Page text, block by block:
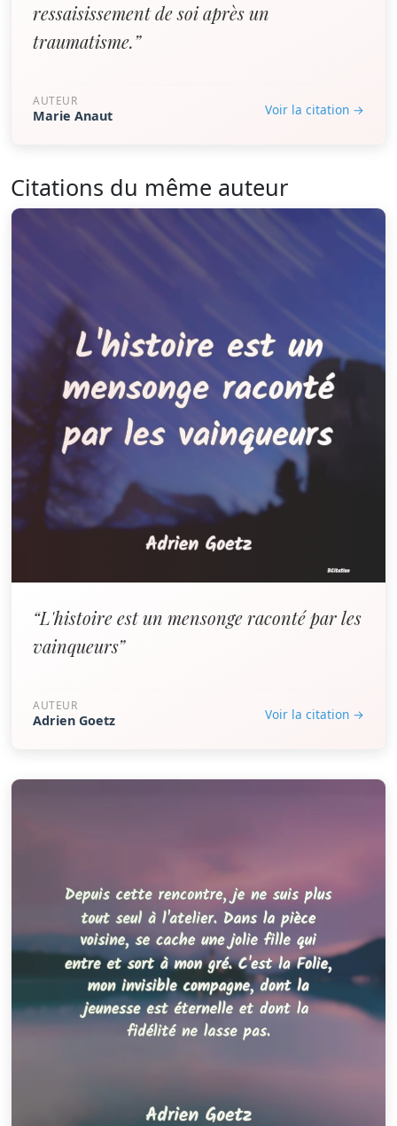
ressaisissement de soi après un
traumatisme.”
AUTEUR
Marie Anaut Voir la citation →
Citations du même auteur
“L'histoire est un mensonge raconté par les
vainqueurs”
AUTEUR
Adrien Goetz Voir la citation →